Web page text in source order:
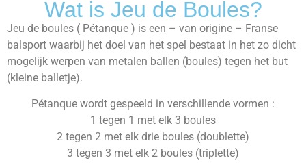
Wat is Jeu de Boules?
Jeu de boules ( Pétanque ) is een – van origine – Franse
balsport waarbij het doel van het spel bestaat in het zo dicht
mogelijk werpen van metalen ballen (boules) tegen het but
(kleine balletje).
Pétanque wordt gespeeld in verschillende vormen :
1 tegen 1 met elk 3 boules
2 tegen 2 met elk drie boules (doublette)
3 tegen 3 met elk 2 boules (triplette)